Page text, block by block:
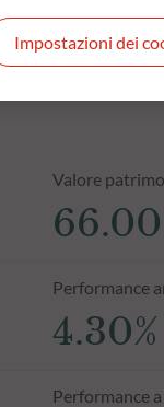
Valore
Performance
4.30%
Performance
Impostazioni dei